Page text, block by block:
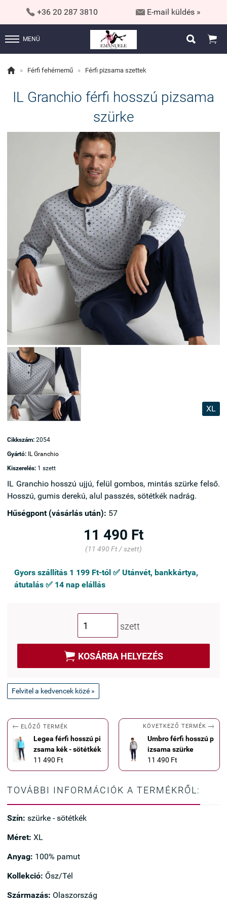
 +36 20 287 3810  E-mail küldés »
MENÜ  
 » Férfi fehérnemű » Férfi pizsama szettek
IL Granchio férfi hosszú pizsama
szürke
XL
Cikkszám: 2054
Gyártó: IL Granchio
Kiszerelés: 1 szett
IL Granchio hosszú ujjú, felül gombos, mintás szürke felső.
Hosszú, gumis derekú, alul passzés, sötétkék nadrág.
Hűségpont (vásárlás után): 57
11 490 Ft
(11 490 Ft / szett)
Gyors szállítás 1 199 Ft-tól ✅ Utánvét, bankkártya,
átutalás ✅ 14 nap elállás
szett
 KOSÁRBA HELYEZÉS
Felvitel a kedvencek közé »
 ELŐZŐ TERMÉK
Legea férfi hosszú pi
zsama kék - sötétkék
11 490 Ft
KÖVETKEZŐ TERMÉK 
Umbro férfi hosszú p
izsama szürke
11 490 Ft
TOVÁBBI INFORMÁCIÓK A TERMÉKRŐL:
Szín: szürke - sötétkék
Méret: XL
Anyag: 100% pamut
Kollekció: Ősz/Tél
Származás: Olaszország